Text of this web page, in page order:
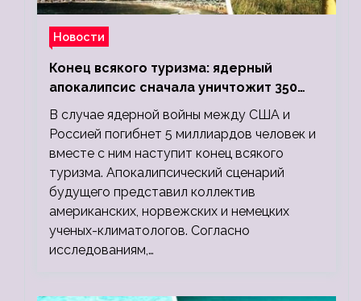
Новости
Конец всякого туризма: ядерный
апокалипсис сначала уничтожит 350
миллионов, а потом 5 миллиардов
людей
В случае ядерной войны между США и
Россией погибнет 5 миллиардов человек и
вместе с ним наступит конец всякого
туризма. Апокалипсический сценарий
будущего представил коллектив
американских, норвежских и немецких
ученых-климатологов. Согласно
исследованиям,…